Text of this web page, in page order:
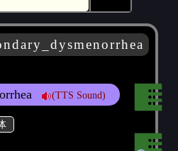
(TTS Sound)